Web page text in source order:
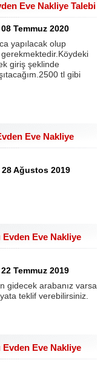
Eve Nakliye Talebi
Temmuz 2020
yapılacak olup
giriş şeklinde
tl gibi
Eve Nakliye
Ağustos 2019
Evden Eve Nakliye
Temmuz 2019
gidecek arabanız varsa
teklif verebilirsiniz.
Evden Eve Nakliye